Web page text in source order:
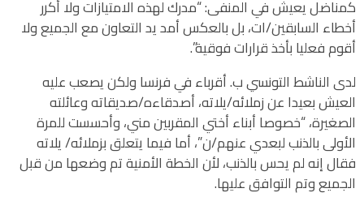
كمناضل يعيش في المنفى: “مدرك لهذه الامتيازات ولا أكرر
أخطاء السابقين/ات، بل بالعكس أمد يد التعاون مع الجميع ولا
أقوم فعليا بأخذ قرارات فوقية”.
لدى الناشط التونسي ب. أقرباء في فرنسا ولكن يصعب عليه
العيش بعيدا عن زملائه/يلاته، أصدقاءه/صديقاته وعائلته
الصغيرة، “خصوصا أبناء أختي المقربين مني، وأحسست للمرة
الأولى بالذنب لبعدي عنهم/ن”، أما فيما يتعلق بزملائه/ يلاته
فقال إنه لم يحس بالذنب، لأن الخطة الأمنية تم وضعها من قبل
الجميع وتم التوافق عليها.